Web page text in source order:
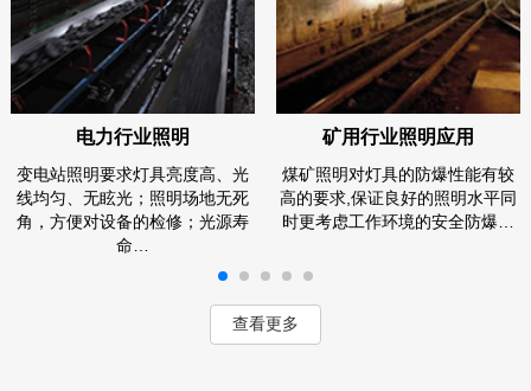
电力行业照明
变电站照明要求灯具亮度高、光
线均匀、无眩光；照明场地无死
角，方便对设备的检修；光源寿
命…
矿用行业照明应用
煤矿照明对灯具的防爆性能有较
高的要求,保证良好的照明水平同
时更考虑工作环境的安全防爆…
查看更多